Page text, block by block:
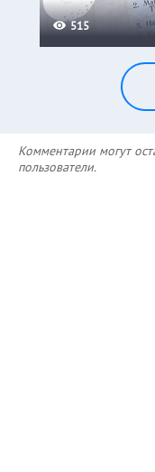
515
Комментарии могут
пользователи.